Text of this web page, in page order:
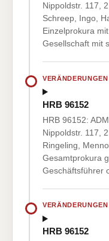
Nippoldstr. 117,
Schreep, Ingo,
Einzelprokura
Gesellschaft mit
VERÄNDERUNGEN
HRB 96152
HRB 96152:
Nippoldstr. 117,
Ringeling,
Gesamtprokura
Geschäftsführer
VERÄNDERUNGEN
HRB 96152